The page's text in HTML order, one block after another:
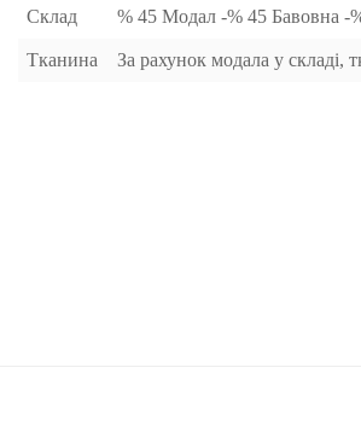
Склад % 45 Модал -% 45 Бавовна -
Тканина За рахунок модала у складі,